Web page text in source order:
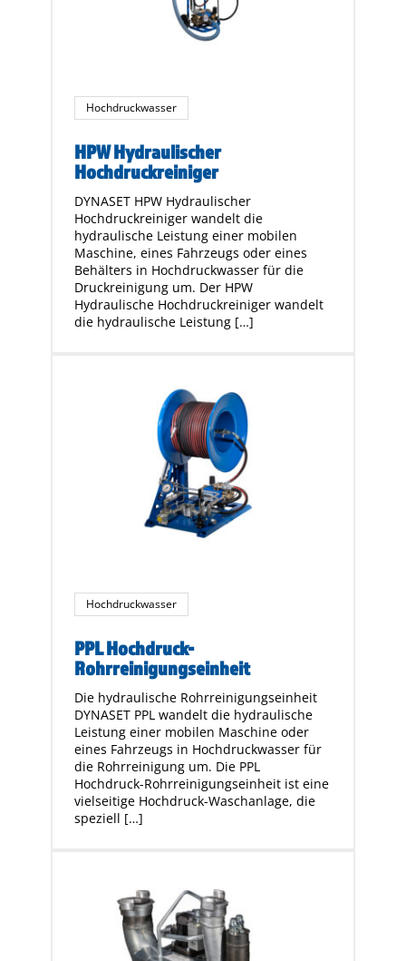
Hochdruckwasser
HPW Hydraulischer
Hochdruckreiniger
DYNASET HPW Hydraulischer
Hochdruckreiniger wandelt die
hydraulische Leistung einer mobilen
Maschine, eines Fahrzeugs oder eines
Behälters in Hochdruckwasser für die
Druckreinigung um. Der HPW
Hydraulische Hochdruckreiniger wandelt
die hydraulische Leistung […]
Hochdruckwasser
PPL Hochdruck-
Rohrreinigungseinheit
Die hydraulische Rohrreinigungseinheit
DYNASET PPL wandelt die hydraulische
Leistung einer mobilen Maschine oder
eines Fahrzeugs in Hochdruckwasser für
die Rohrreinigung um. Die PPL
Hochdruck-Rohrreinigungseinheit ist eine
vielseitige Hochdruck-Waschanlage, die
speziell […]